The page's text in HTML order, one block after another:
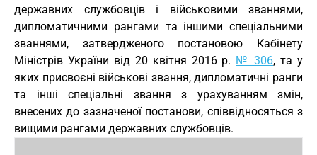
державних службовців і військовими званнями,
дипломатичними рангами та іншими спеціальними
званнями, затвердженого постановою Кабінету
Міністрів України від 20 квітня 2016 р. № 306, та у
яких присвоєні військові звання, дипломатичні ранги
та інші спеціальні звання з урахуванням змін,
внесених до зазначеної постанови, співвідносяться з
вищими рангами державних службовців.